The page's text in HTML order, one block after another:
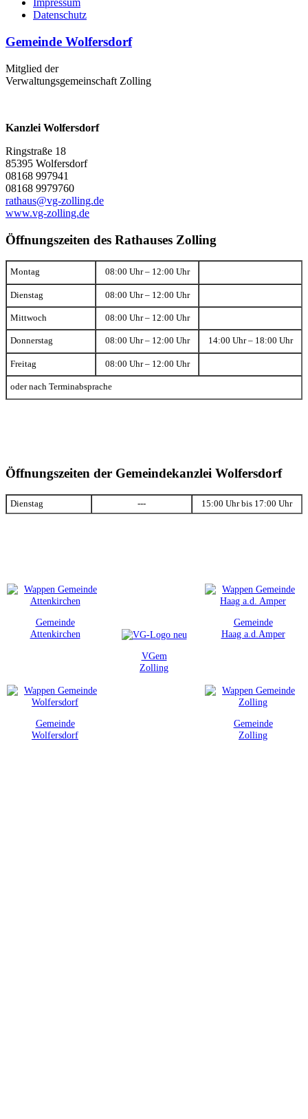
Impressum
Datenschutz
Gemeinde Wolfersdorf
Mitglied der
Verwaltungsgemeinschaft Zolling
Kanzlei Wolfersdorf
Ringstraße 18
85395 Wolfersdorf
08168 997941
08168 9979760
rathaus@vg-zolling.de
www.vg-zolling.de
Öffnungszeiten des Rathauses Zolling
Montag 08:00 Uhr – 12:00 Uhr
Dienstag 08:00 Uhr – 12:00 Uhr
Mittwoch 08:00 Uhr – 12:00 Uhr
Donnerstag 08:00 Uhr – 12:00 Uhr 14:00 Uhr – 18:00 Uhr
Freitag 08:00 Uhr – 12:00 Uhr
oder nach Terminabsprache
Öffnungszeiten der Gemeindekanzlei Wolfersdorf
Dienstag --- 15:00 Uhr bis 17:00 Uhr
Gemeinde
Attenkirchen
VGem
Zolling
Gemeinde
Haag a.d.Amper
Gemeinde
Wolfersdorf
Gemeinde
Zolling